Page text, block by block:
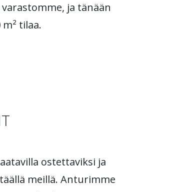
ja tänään
tilaa.
ostettaviksi ja
meillä. Anturimme